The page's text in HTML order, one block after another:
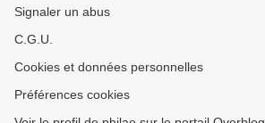
Signaler un abus
C.G.U.
Cookies et données personnelles
Préférences cookies